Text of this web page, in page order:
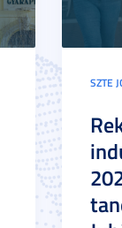
SZTE